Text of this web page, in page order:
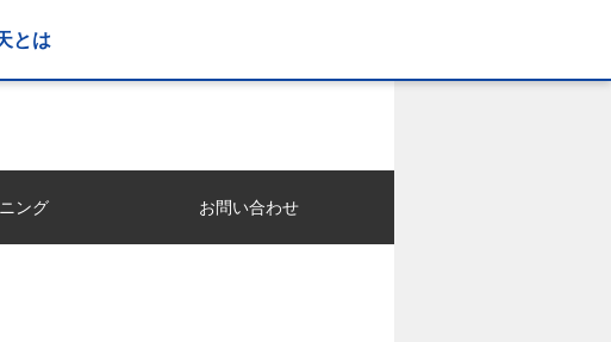
とは
ング お問い合わせ